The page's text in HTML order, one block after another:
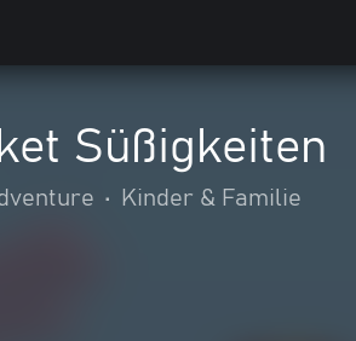
Süßigkeiten
• Kinder & Familie